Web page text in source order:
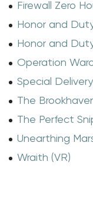
Firewall Zero
Honor and
Honor and
Operation
Special Delivery
The
The Perfect
Unearthing
Wraith (VR)